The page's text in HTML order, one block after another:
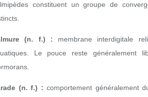
constituent un groupe de
(n. f.) : membrane interdigitale
Le pouce reste généralement
(n. f.) : comportement généralement